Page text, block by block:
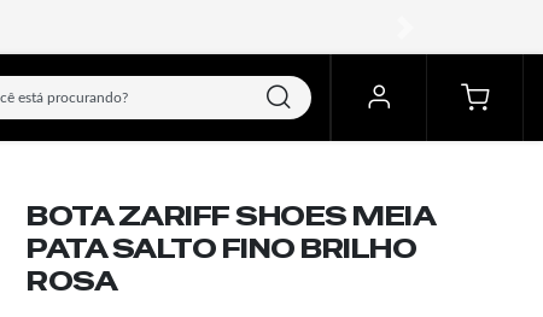
BOTA ZARIFF SHOES MEIA
PATA SALTO FINO BRILHO
ROSA